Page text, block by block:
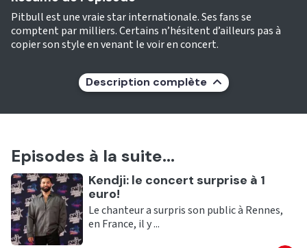
Pitbull est une vraie star internationale. Ses fans se
comptent par milliers. Certains n’hésitent d’ailleurs pas à
copier son style en venant le voir en concert.
Description complète
Episodes à la suite...
Ecouter
Kendji: le concert surprise à 1
euro!
Le chanteur a surpris son public à Rennes,
en France, il y ...